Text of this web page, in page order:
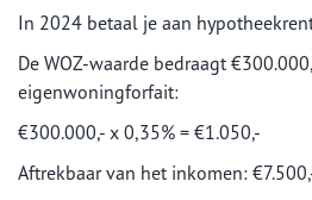
In 2024 betaal je aan
De WOZ-waarde bedraagt
eigenwoningforfait:
€300.000,- x 0,35% = €1.050,-
Aftrekbaar van het inkomen: